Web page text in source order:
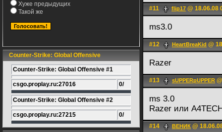
Хуже предыдущих
Такой же
Counter-Strike: Global Offensive
Counter-Strike: Global Offensive #1
csgo.proplay.ru:27016 0/
Counter-Strike: Global Offensive #2
csgo.proplay.ru:27215 0/
#11 flip17 @ 18.06.08
ms3.0
#12 HeartBreaKid @
Razer
#13 sUPPERpUPPER
ms 3.0
Razer или
#14 ВЕНИК @